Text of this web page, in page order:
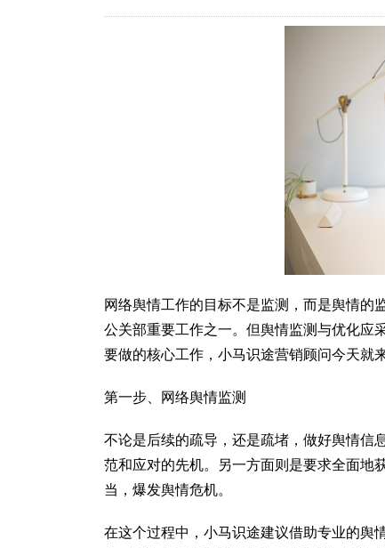
网络舆情工作的目标不是监测，而是舆情的
公关部重要工作之一。但舆情监测与优化应
要做的核心工作，小马识途营销顾问今天就
第一步、网络舆情监测
不论是后续的疏导，还是疏堵，做好舆情信
范和应对的先机。另一方面则是要求全面地
当，爆发舆情危机。
在这个过程中，小马识途建议借助专业的舆